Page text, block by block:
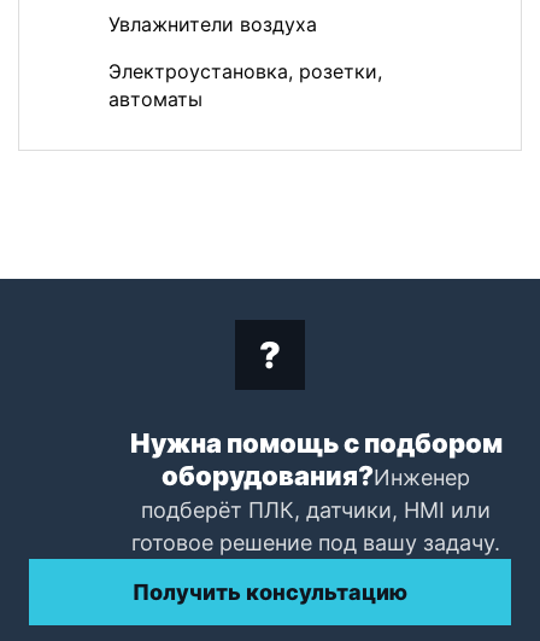
Увлажнители воздуха
Электроустановка, розетки,
автоматы
Нужна помощь с подбором
оборудования?Инженер
подберёт ПЛК, датчики, HMI или
готовое решение под вашу задачу.
Получить консультацию